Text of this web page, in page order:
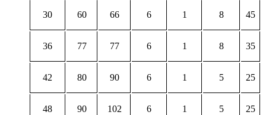
30 60 66 6 1 8 45
36 77 77 6 1 8 35
42 80 90 6 1 5 25
48 90 102 6 1 5 25